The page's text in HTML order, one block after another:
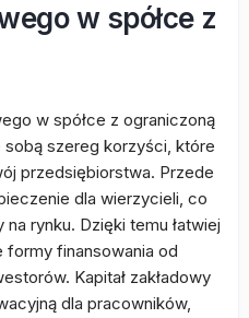
w spółce z
w spółce z ograniczoną
szereg korzyści, które
przedsiębiorstwa. Przede
dla wierzycieli, co
rynku. Dzięki temu łatwiej
finansowania od
Kapitał zakładowy
dla pracowników,